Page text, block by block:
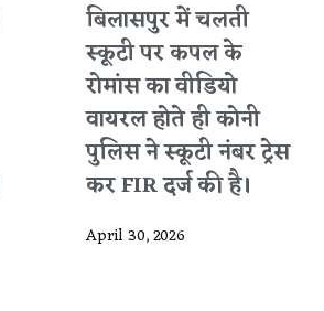
बिलासपुर में चलती
स्कूटी पर कपल के
रोमांस का वीडियो
वायरल होते ही कोनी
पुलिस ने स्कूटी नंबर ट्रेस
कर FIR दर्ज की है।
April 30, 2026